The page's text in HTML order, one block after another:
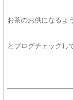
お茶のお供になるよ
とブログチェックし